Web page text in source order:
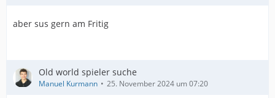
aber sus gern am Fritig
Old world spieler suche
Manuel Kurmann 25. November 2024 um 07:20